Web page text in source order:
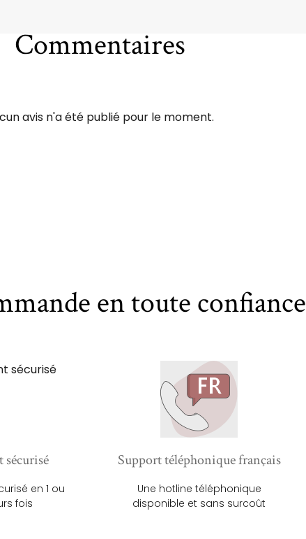
Commentaires
avis n'a été publié pour le moment.
en toute confiance
sécurisé
en 1 ou
fois
Support téléphonique français
Une hotline téléphonique
disponible et sans surcoût